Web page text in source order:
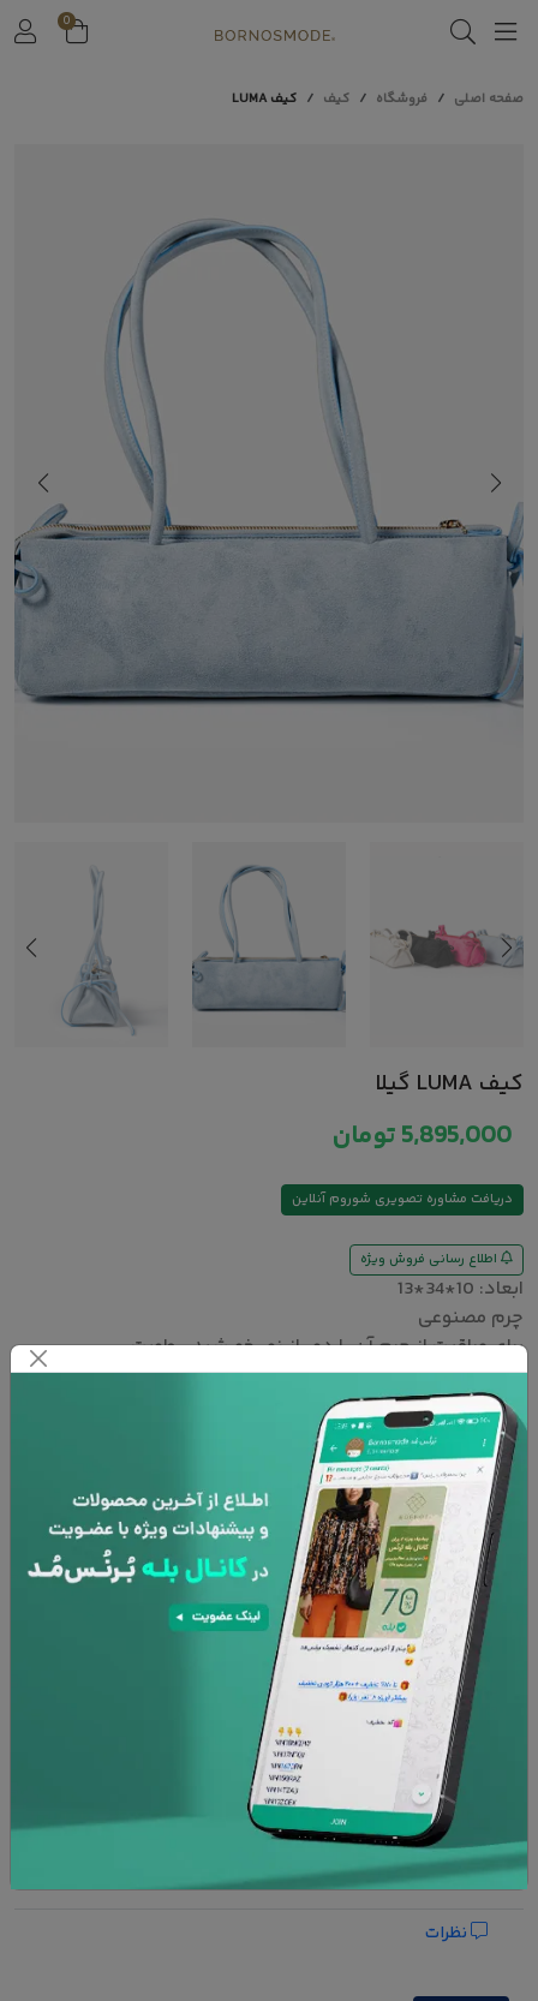
0
صفحه اصلی فروشگاه کیف کیف LUMA
کیف LUMA گیلا
5,895,000تومان
دریافت مشاوره تصویری شوروم آنلاین
اطلاع رسانی فروش ویژه
ابعاد: 10*34*13
چرم مصنوعی
برای مراقبت از چرم آن را دور از نور خورشید، رطوبت،
مواد حلال نفتی و ادکلن نگه‌داری کنید و همچنین
کالا را در شرایطی که از شکل اولیه خارج شود، قرار ندهید
رنگ :آبی
محاسبه مجدد
افزودن به سبد خرید
پشتیبانی 24 ساعته
امنیت پرداخت
افزودن به علاقه مندی ها